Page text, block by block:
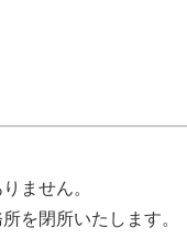
ません。
を閉所いたします。